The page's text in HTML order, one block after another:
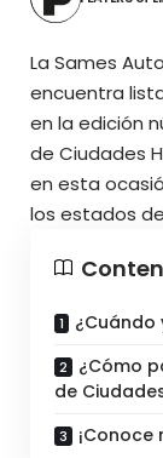
La Sames
encuentra
en la edición
de Ciudades
en esta
los estados
¿Cuándo
¿Cómo
de